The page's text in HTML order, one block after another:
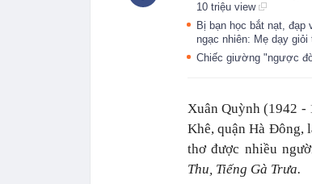
10 triệu view
Bị bạn học bắt nạt,
ngạc nhiên: Mẹ dạy giỏi
Chiếc giường "ngược
Xuân Quỳnh (1942 -
Khê, quận Hà Đông,
thơ được nhiều
Thu, Tiếng Gà Trưa.